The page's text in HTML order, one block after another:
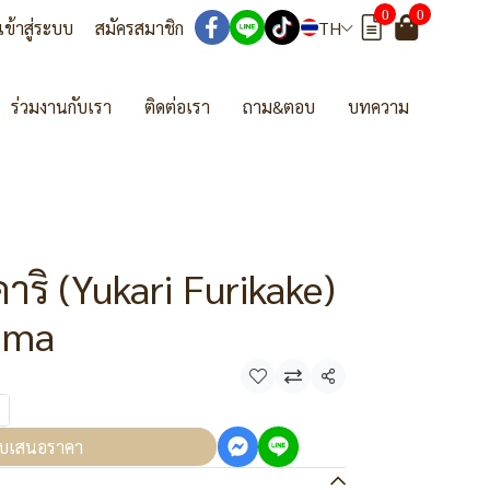
เข้าสู่ระบบ สมัครสมาชิก TH
0 0
ร่วมงานกับเรา ติดต่อเรา ถาม&ตอบ บทความ
ริ (Yukari Furikake)
แชร์
เสนอราคา